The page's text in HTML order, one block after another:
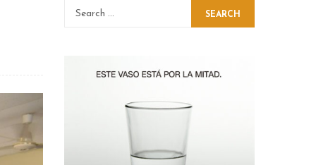
SEARCH